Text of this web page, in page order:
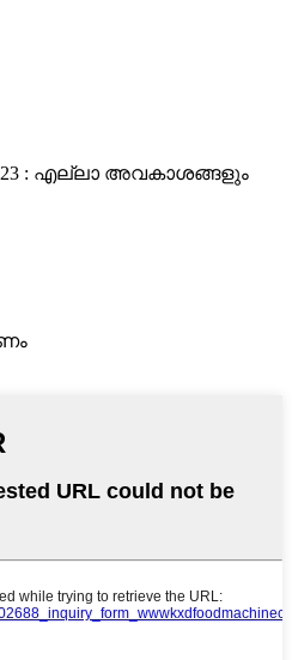
: എല്ലാ അവകാശങ്ങളും